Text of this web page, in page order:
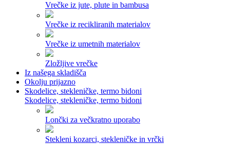
Vrečke iz jute, plute in bambusa
Vrečke iz recikliranih materialov
Vrečke iz umetnih materialov
Zložljive vrečke
Iz našega skladišča
Okolju prijazno
Skodelice, stekleničke, termo bidoni
Skodelice, stekleničke, termo bidoni
Lončki za večkratno uporabo
Stekleni kozarci, stekleničke in vrčki